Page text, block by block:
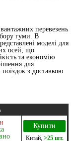
перевезень
гуми. В
моделі для
осей, що
та економію
для
поїздок з доставкою
Купити
Китай, >25 шт.